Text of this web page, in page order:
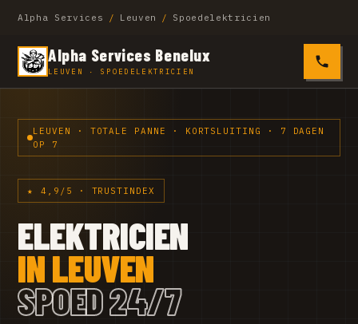
Alpha Services / Leuven / Spoedelektricien
Alpha Services Benelux
LEUVEN · SPOEDELEKTRICIEN 0485
LEUVEN · TOTALE PANNE · KORTSLUITING · 7 DAGEN
OP 7
★ 4,9/5 · TRUSTINDEX
ELEKTRICIEN
IN LEUVEN
SPOED 24/7